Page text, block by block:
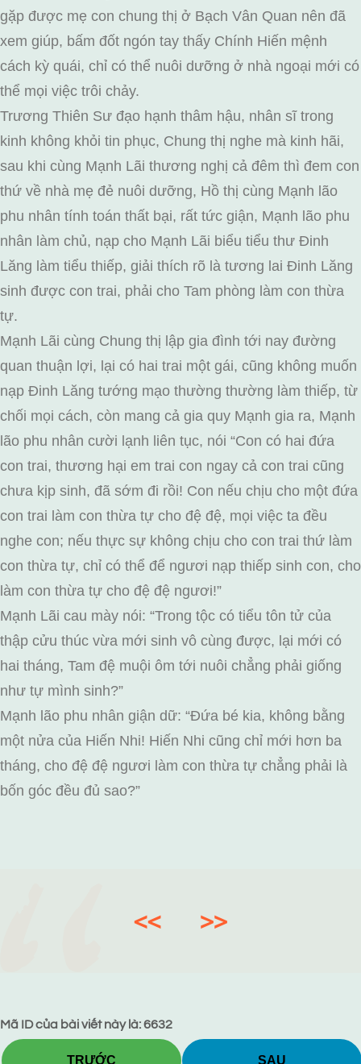
gặp được mẹ con chung thị ở Bạch Vân Quan nên đã
xem giúp, bấm đốt ngón tay thấy Chính Hiến mệnh
cách kỳ quái, chỉ có thể nuôi dưỡng ở nhà ngoại mới có
thể mọi việc trôi chảy.
Trương Thiên Sư đạo hạnh thâm hậu, nhân sĩ trong
kinh không khỏi tin phục, Chung thị nghe mà kinh hãi,
sau khi cùng Mạnh Lãi thương nghị cả đêm thì đem con
thứ về nhà mẹ đẻ nuôi dưỡng, Hồ thị cùng Mạnh lão
phu nhân tính toán thất bại, rất tức giận, Mạnh lão phu
nhân làm chủ, nạp cho Mạnh Lãi biểu tiểu thư Đinh
Lăng làm tiểu thiếp, giải thích rõ là tương lai Đinh Lăng
sinh được con trai, phải cho Tam phòng làm con thừa
tự.
Mạnh Lãi cùng Chung thị lập gia đình tới nay đường
quan thuận lợi, lại có hai trai một gái, cũng không muốn
nạp Đinh Lăng tướng mạo thường thường làm thiếp, từ
chối mọi cách, còn mang cả gia quy Mạnh gia ra, Mạnh
lão phu nhân cười lạnh liên tục, nói “Con có hai đứa
con trai, thương hại em trai con ngay cả con trai cũng
chưa kịp sinh, đã sớm đi rồi! Con nếu chịu cho một đứa
con trai làm con thừa tự cho đệ đệ, mọi việc ta đều
nghe con; nếu thực sự không chịu cho con trai thứ làm
con thừa tự, chỉ có thể để ngươi nạp thiếp sinh con, cho
làm con thừa tự cho đệ đệ ngươi!”
Mạnh Lãi cau mày nói: “Trong tộc có tiểu tôn tử của
thập cửu thúc vừa mới sinh vô cùng được, lại mới có
hai tháng, Tam đệ muội ôm tới nuôi chẳng phải giống
như tự mình sinh?”
Mạnh lão phu nhân giận dữ: “Đứa bé kia, không bằng
một nửa của Hiến Nhi! Hiến Nhi cũng chỉ mới hơn ba
tháng, cho đệ đệ ngươi làm con thừa tự chẳng phải là
bốn góc đều đủ sao?”
<< >>
Mã ID của bài viết này là: 6632
TRƯỚC SAU